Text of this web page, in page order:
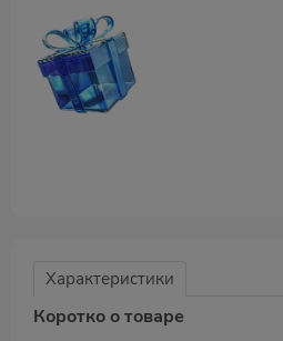
Характеристики
Коротко о товаре